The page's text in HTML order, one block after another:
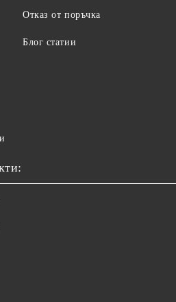
Отказ от поръчка
Блог статии